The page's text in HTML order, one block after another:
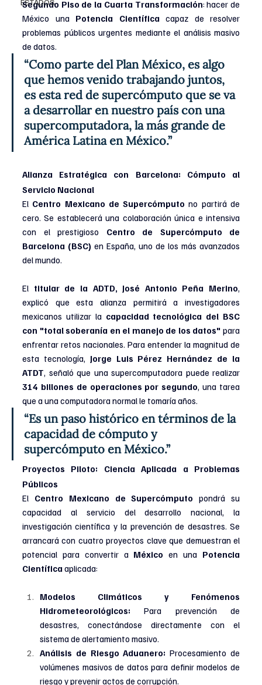
ESTADOS
Segundo Piso de la Cuarta Transformación: hacer de
México una Potencia Científica capaz de resolver
problemas públicos urgentes mediante el análisis masivo
de datos.
“Como parte del Plan México, es algo
que hemos venido trabajando juntos,
es esta red de supercómputo que se va
a desarrollar en nuestro país con una
supercomputadora, la más grande de
América Latina en México.”
Alianza Estratégica con Barcelona: Cómputo al
Servicio Nacional
El Centro Mexicano de Supercómputo no partirá de
cero. Se establecerá una colaboración única e intensiva
con el prestigioso Centro de Supercómputo de
Barcelona (BSC) en España, uno de los más avanzados
del mundo.
El titular de la ADTD, José Antonio Peña Merino,
explicó que esta alianza permitirá a investigadores
mexicanos utilizar la capacidad tecnológica del BSC
con "total soberanía en el manejo de los datos" para
enfrentar retos nacionales. Para entender la magnitud de
esta tecnología, Jorge Luis Pérez Hernández de la
ATDT
314 billones de operaciones por segundo, una tarea
que a una computadora normal le tomaría años.
“Es un paso histórico en términos de la
capacidad de cómputo y
supercómputo en México.”
Proyectos Piloto: Ciencia Aplicada a Problemas
Públicos
El Centro Mexicano de Supercómputo pondrá su
capacidad al servicio del desarrollo nacional, la
investigación científica y la prevención de desastres. Se
arrancará con cuatro proyectos clave que demuestran el
potencial para convertir a México en una Potencia
Científica aplicada:
Modelos Climáticos y Fenómenos
Hidrometeorológicos: Para prevención de
desastres, conectándose directamente con el
sistema de alertamiento masivo.
Análisis de Riesgo Aduanero: Procesamiento de
volúmenes masivos de datos para definir modelos de
riesgo y prevenir actos de corrupción.